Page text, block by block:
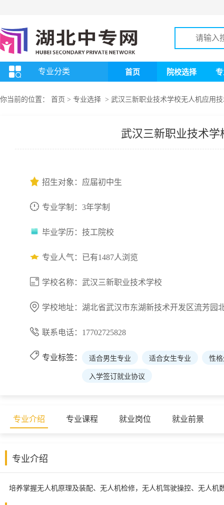
专业分类 首页 院校选择
你当前的位置： 首页 > 专业选择 > 武汉三新职业技术学校无人机应用
武汉三新职业技术
招生对象：应届初中生
专业学制：3年学制
毕业学历：技工院校
专业人气：已有1487人浏览
学校名称：武汉三新职业技术学校
学校地址：湖北省武汉市东湖新技术开发区流芳园
联系电话：17702725828
专业标签： 适合男生专业 适合女生专业 性
入学签订就业协议
专业介绍 专业课程 就业岗位 就业前景
专业介绍
培养掌握无人机原理及装配、无人机检修，无人机驾驶操控、无人